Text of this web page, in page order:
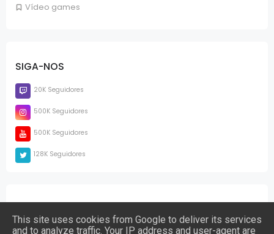
Vídeo games
SIGA-NOS
20K Seguidores
500K Seguidores
500K Seguidores
128K Seguidores
This site uses cookies from Google to deliver its services
and to analyze traffic. Your IP address and user-agent are